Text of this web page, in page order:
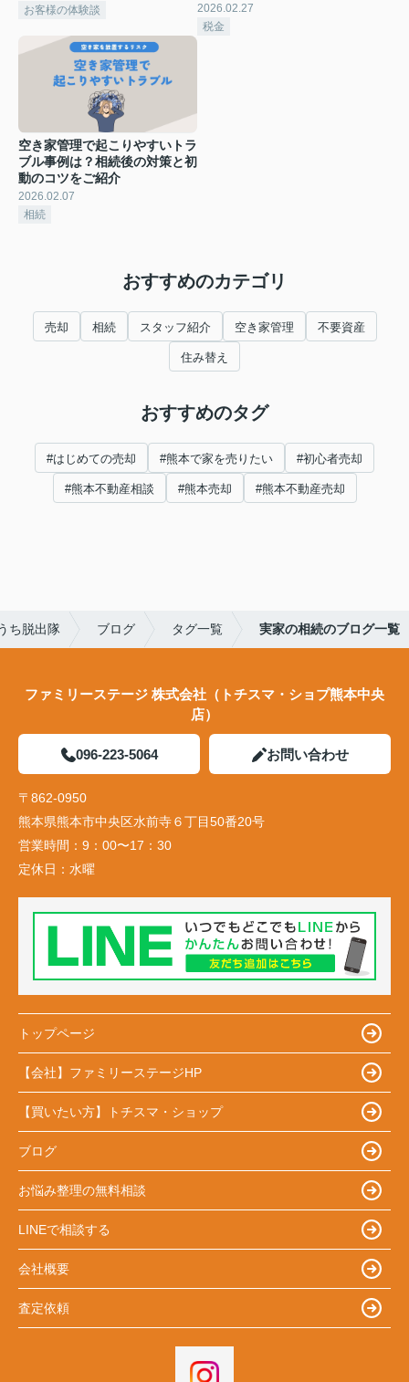
お客様の体験談
2026.02.27
税金
空き家管理で起こりやすいトラ
ブル事例は？相続後の対策と初
動のコツをご紹介
2026.02.07
相続
おすすめのカテゴリ
売却 相続 スタッフ紹介 空き家管理 不要資産
住み替え
おすすめのタグ
#はじめての売却 #熊本で家を売りたい #初心者売却
#熊本不動産相談 #熊本売却 #熊本不動産売却
ち脱出隊 ブログ タグ一覧 実家の相続のブログ一覧
ファミリーステージ 株式会社（トチスマ・ショプ熊本中央
店）
096-223-5064 お問い合わせ
〒862-0950
熊本県熊本市中央区水前寺６丁目50番20号
営業時間： 9：00〜17：30
定休日： 水曜
トップページ
【会社】ファミリーステージHP
【買いたい方】トチスマ・ショップ
ブログ
お悩み整理の無料相談
LINEで相談する
会社概要
査定依頼